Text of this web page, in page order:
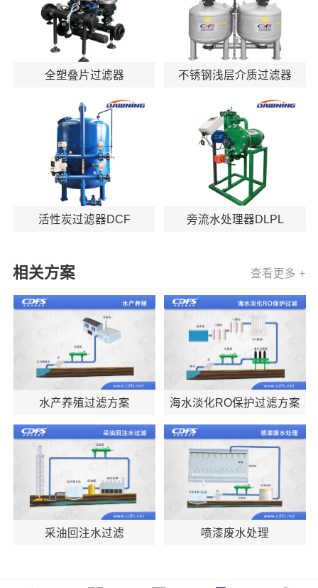
全塑叠片过滤器 不锈钢浅层介质过滤器
活性炭过滤器DCF 旁流水处理器DLPL
相关方案 查看更多 +
水产养殖过滤方案 海水淡化RO保护过滤方案
采油回注水过滤 喷漆废水处理